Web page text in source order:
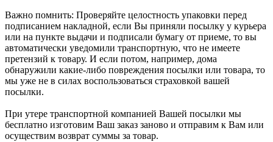
Важно помнить: Проверяйте целостность упаковки перед
подписанием накладной, если Вы приняли посылку у курьера
или на пункте выдачи и подписали бумагу от приеме, то вы
автоматически уведомили транспортную, что не имеете
претензий к товару. И если потом, например, дома
обнаружили какие-либо повреждения посылки или товара, то
мы уже не в силах воспользоваться страховкой вашей
посылки.
При утере транспортной компанией Вашей посылки мы
бесплатно изготовим Ваш заказ заново и отправим к Вам или
осуществим возврат суммы за товар.